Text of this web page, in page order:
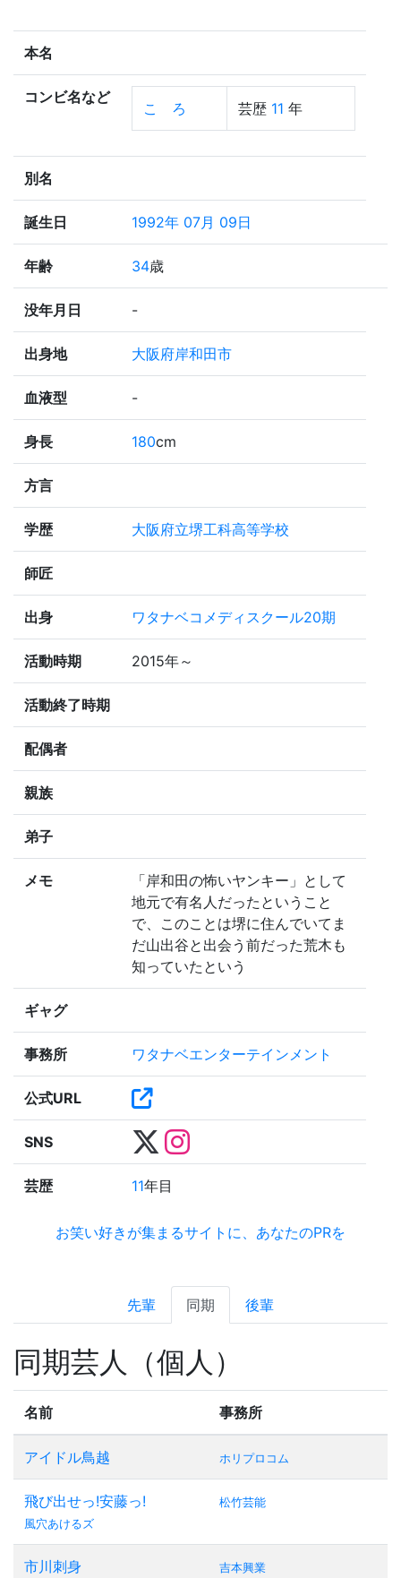
本名
コンビ名など
こゝろ 芸歴 11 年
別名
誕生日 1992年 07月 09日
年齢 34歳
没年月日 -
出身地 大阪府岸和田市
血液型 -
身長 180cm
方言
学歴 大阪府立堺工科高等学校
師匠
出身 ワタナベコメディスクール20期
活動時期 2015年～
活動終了時期
配偶者
親族
弟子
メモ
「岸和田の怖いヤンキー」として
地元で有名人だったということ
で、このことは堺に住んでいてま
だ山出谷と出会う前だった荒木も
知っていたという
ギャグ
事務所 ワタナベエンターテインメント
公式URL
SNS
芸歴 11年目
お笑い好きが集まるサイトに、あなたのPRを
先輩 同期 後輩
同期芸人（個人）
名前 事務所
アイドル鳥越 ホリプロコム
飛び出せっ!安藤っ!
風穴あけるズ
松竹芸能
市川刺身 吉本興業